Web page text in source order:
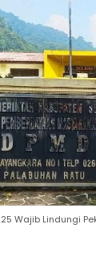
Wajib Lindungi